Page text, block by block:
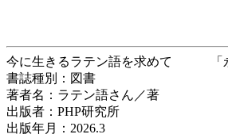
今に生きるラテン語を求め
書誌種別：図書
著者名：ラテン語さん／著
出版者：PHP研究所
出版年月：2026.3